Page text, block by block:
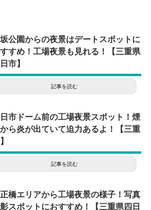
公園からの夜景はデートスポットに
すめ！工場夜景も見れる！【三重県
市】
記事を読む
日市ドーム前の工場夜景スポット！煙
ら炎が出ていて迫力あるよ！【三重
記事を読む
橋エリアから工場夜景の様子！写真
スポットにおすすめ！【三重県四日